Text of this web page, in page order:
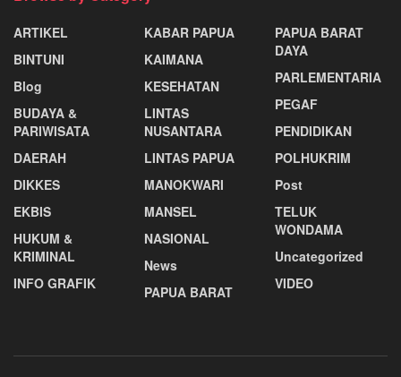
ARTIKEL
BINTUNI
Blog
BUDAYA &
PARIWISATA
DAERAH
DIKKES
EKBIS
HUKUM &
KRIMINAL
INFO GRAFIK
KABAR PAPUA
KAIMANA
KESEHATAN
LINTAS
NUSANTARA
LINTAS PAPUA
MANOKWARI
MANSEL
NASIONAL
News
PAPUA BARAT
PAPUA BARAT
DAYA
PARLEMENTARIA
PEGAF
PENDIDIKAN
POLHUKRIM
Post
TELUK
WONDAMA
Uncategorized
VIDEO